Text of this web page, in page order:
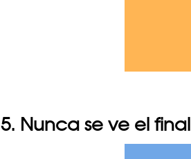
5. Nunca se ve el final